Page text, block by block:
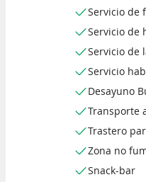
Servicio de
Servicio de
Servicio de
Servicio
Desayuno
Transporte
Trastero
Zona no
Snack-bar